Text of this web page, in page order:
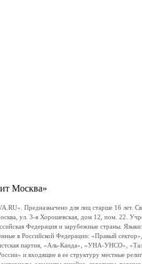
Москва»
Предназначено для лиц старше 16 лет.
ул. 3-я Хорошевская, дом 12, пом. 22.
Федерация и зарубежные страны.
в Российской Федерации: «Правый
партия, «Аль-Каида», «УНА-УНСО»,
и входящие в ее структуру местные